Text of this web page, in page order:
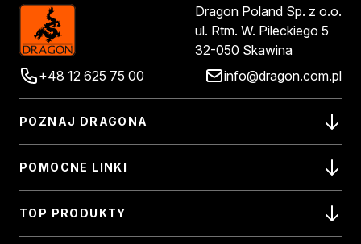
Społeczna odpowiedzialność
Praca
Praktyki zawodowe
Znajdź rozwiązanie
Ekspert radzi
Nowości
Kontakt
Dragon Poland Sp. z o.o.
ul. Rtm. W. Pileckiego 5
32-050 Skawina
+48 12 625 75 00
info@dragon.com.pl
POZNAJ DRAGONA
POMOCNE LINKI
TOP PRODUKTY